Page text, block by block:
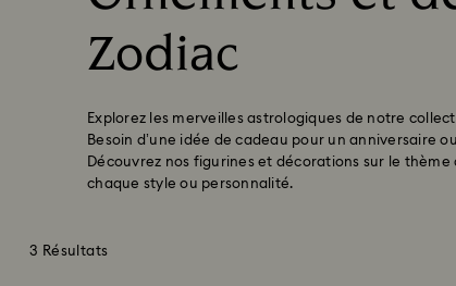
Zodiac
Explorez les merveilles astrologiques de notre
Besoin d’une idée de cadeau pour un anniversaire
Découvrez nos figurines et décorations sur le
chaque style ou personnalité.
3 Résultats